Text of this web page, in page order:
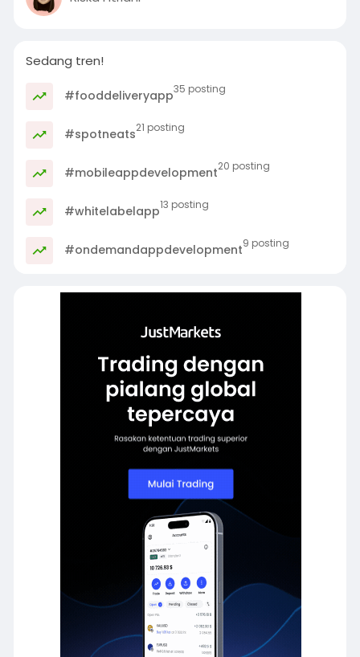
Sedang tren!
#fooddeliveryapp35 posting
#spotneats21 posting
#mobileappdevelopment20 posting
#whitelabelapp13 posting
#ondemandappdevelopment9 posting